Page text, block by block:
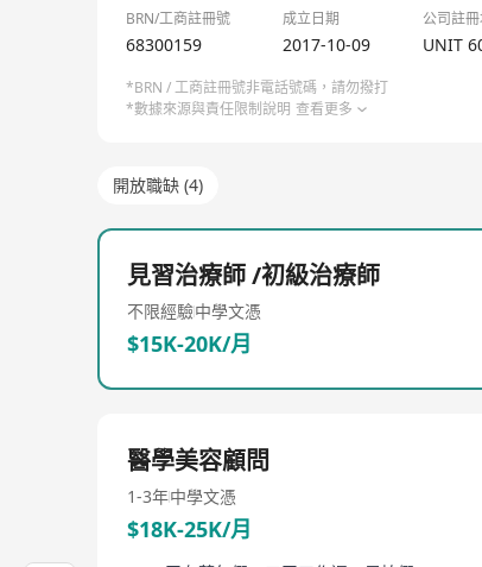
Our Mission: Create exceptional beauty
BRN/工商註冊號 成立日期 公司註
68300159 2017-10-09 UNIT
*BRN / 工商註冊號非電話號碼，請勿撥打
*數據來源與責任限制說明 查看更多
開放職缺 (4)
見習治療師 /初級治療師
不限經驗中學文憑
$15K-20K/月
醫學美容顧問
1-3年中學文憑
$18K-25K/月